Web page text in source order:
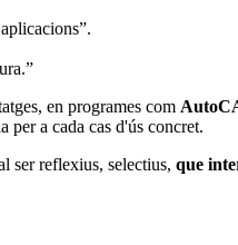
en programes com
per a cada cas d'ús concret.
ser reflexius, selectius, que